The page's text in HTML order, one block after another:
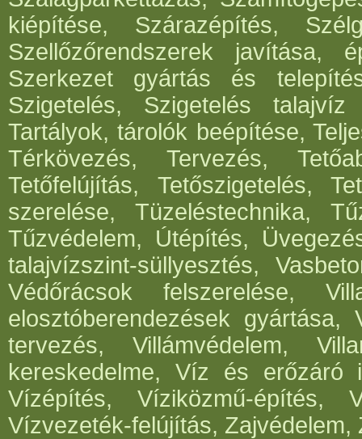
kiépítése, Szárazépítés,
Szellőzőrendszerek javítása,
Szerkezet gyártás és
Szigetelés, Szigetelés
Tartályok, tárolók beépítése,
Térkövezés, Tervezés,
Tetőfelújítás, Tetőszigetelés,
szerelése, Tüzeléstechnika,
Tűzvédelem, Útépítés,
talajvízszint-süllyesztés,
Védőrácsok felszerelése,
elosztóberendezések gyártása,
tervezés, Villámvédelem,
kereskedelme, Víz és erőzáró
Vízépítés, Víziközmű-építés,
Vízvezeték-felújítás,